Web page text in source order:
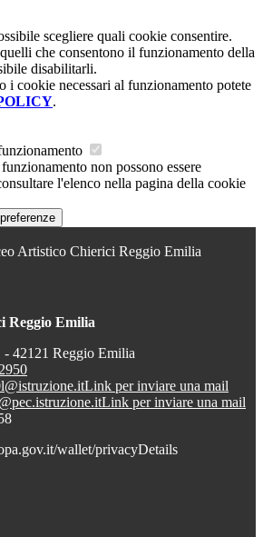
scegliere quali cookie consentire.
che consentono il funzionamento della
disabilitarli.
i cookie necessari al funzionamento potete
.
non possono essere
l'elenco nella pagina della cookie
Artistico Chierici Reggio Emilia
Reggio Emilia
42121 Reggio Emilia
Link per inviare una mail
Link per inviare una mail
wallet/privacyDetails